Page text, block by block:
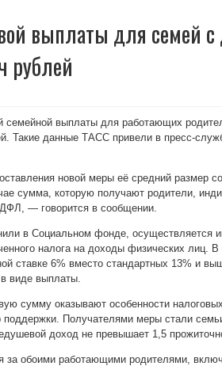
выплаты для семей с
рублей
семейной выплаты для работающих
Такие данные ТАСС привели в пресс-
новой меры её средний размер
сумма, которую получают родители,
— говорится в сообщении.
в Социальном фонде, осуществляется
налога на доходы физических лиц.
ставке 6% вместо стандартных 13% и
виде выплаты.
сумму оказывают особенности
поддержки. Получателями меры стали
доход не превышает 1,5
за обоими работающими родителями,